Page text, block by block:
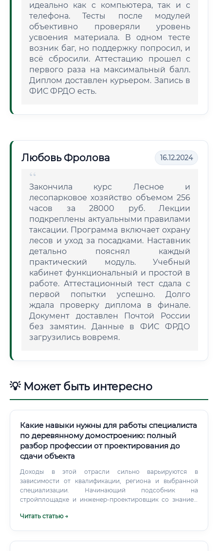
идеально как с компьютера, так и с
телефона. Тесты после модулей
объективно проверяли уровень
усвоения материала. В одном тесте
возник баг, но поддержку попросил, и
всё сбросили. Аттестацию прошел с
первого раза на максимальный балл.
Диплом доставлен курьером. Запись в
ФИС ФРДО есть.
Любовь Фролова 16.12.2024
Закончила курс Лесное и
лесопарковое хозяйство объемом 256
часов за 28000 руб. Лекции
подкреплены актуальными правилами
таксации. Программа включает охрану
лесов и уход за посадками. Наставник
детально пояснял каждый
практический модуль. Учебный
кабинет функциональный и простой в
работе. Аттестационный тест сдала с
первой попытки успешно. Долго
ждала проверку диплома в финале.
Документ доставлен Почтой России
без замятин. Данные в ФИС ФРДО
загрузились вовремя.
💡 Может быть интересно
Какие навыки нужны для работы специалиста
по деревянному домостроению: полный
разбор профессии от проектирования до
сдачи объекта
Доходы в этой отрасли сильно варьируются в
зависимости от квалификации, региона и выбранной
специализации. Начинающий подсобник на
стройплощадке и инженер-проектировщик со знанием
принципиально разные суммы. В этой сфере отчетливо
Читать статью →